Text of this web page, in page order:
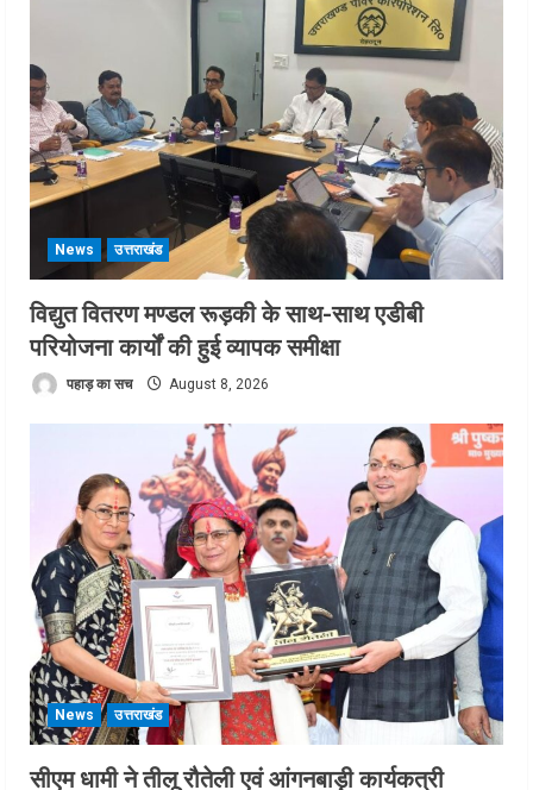
News उत्तराखंड
विद्युत वितरण मण्डल रूड़की के साथ-साथ एडीबी
परियोजना कार्यों की हुई व्यापक समीक्षा
पहाड़ का सच August 8, 2026
News उत्तराखंड
सीएम धामी ने तीलू रौतेली एवं आंगनबाड़ी कार्यकत्री